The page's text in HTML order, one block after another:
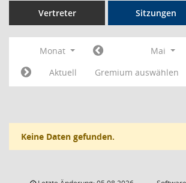
Vertreter Sitzungen
Monat Mai
Aktuell
Gremium auswählen
Keine Daten gefunden.